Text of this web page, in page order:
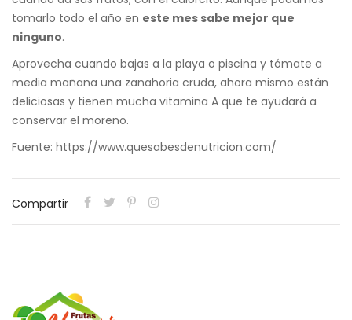
tomarlo todo el año en este mes sabe mejor que
ninguno.
Aprovecha cuando bajas a la playa o piscina y tómate a
media mañana una zanahoria cruda, ahora mismo están
deliciosas y tienen mucha vitamina A que te ayudará a
conservar el moreno.
Fuente: https://www.quesabesdenutricion.com/
Compartir